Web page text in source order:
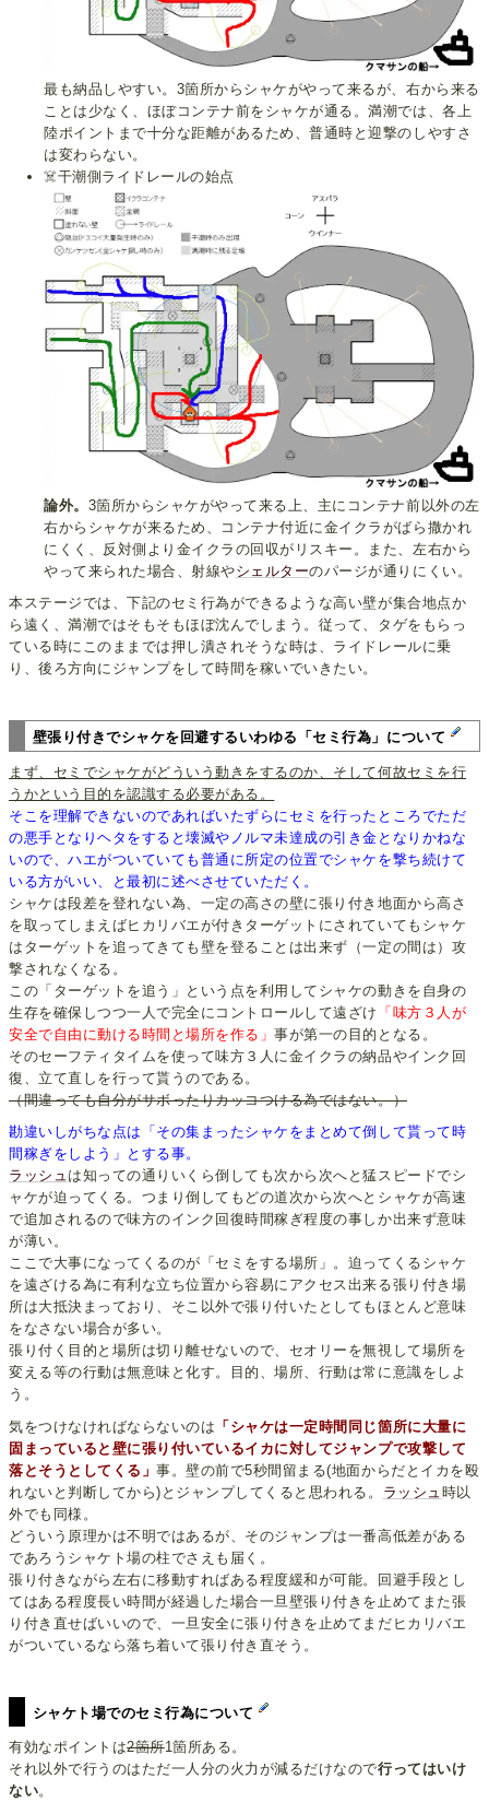
最も納品しやすい。3箇所からシャケがやって来るが、右から来る
ことは少なく、ほぼコンテナ前をシャケが通る。満潮では、各上
陸ポイントまで十分な距離があるため、普通時と迎撃のしやすさ
は変わらない。
☠️干潮側ライドレールの始点
論外。 3箇所からシャケがやって来る上、主にコンテナ前以外の左
右からシャケが来るため、コンテナ付近に金イクラがばら撒かれ
にくく、反対側より金イクラの回収がリスキー。また、左右から
やって来られた場合、射線やシェルターのパージが通りにくい。
本ステージでは、下記のセミ行為ができるような高い壁が集合地点か
ら遠く、満潮ではそもそもほぼ沈んでしまう。従って、タゲをもらっ
ている時にこのままでは押し潰されそうな時は、ライドレールに乗
り、後ろ方向にジャンプをして時間を稼いでいきたい。
壁張り付きでシャケを回避するいわゆる「セミ行為」について
まず、セミでシャケがどういう動きをするのか、そして何故セミを行
うかという目的を認識する必要がある。
そこを理解できないのであればいたずらにセミを行ったところでただ
の悪手となりヘタをすると壊滅やノルマ未達成の引き金となりかねな
いので、ハエがついていても普通に所定の位置でシャケを撃ち続けて
いる方がいい、と最初に述べさせていただく。
シャケは段差を登れない為、一定の高さの壁に張り付き地面から高さ
を取ってしまえばヒカリバエが付きターゲットにされていてもシャケ
はターゲットを追ってきても壁を登ることは出来ず（一定の間は）攻
撃されなくなる。
この「ターゲットを追う」という点を利用してシャケの動きを自身の
生存を確保しつつ一人で完全にコントロールして遠ざけ 「味方３人が
安全で自由に動ける時間と場所を作る」事が第一の目的となる。
そのセーフティタイムを使って味方３人に金イクラの納品やインク回
復、立て直しを行って貰うのである。
（間違っても自分がサボったりカッコつける為ではない。）
勘違いしがちな点は「その集まったシャケをまとめて倒して貰って時
間稼ぎをしよう」とする事。
ラッシュ は知っての通りいくら倒しても次から次へと猛スピードでシ
ャケが迫ってくる。つまり倒してもどの道次から次へとシャケが高速
で追加されるので味方のインク回復時間稼ぎ程度の事しか出来ず意味
が薄い。
ここで大事になってくるのが「セミをする場所」。迫ってくるシャケ
を遠ざける為に有利な立ち位置から容易にアクセス出来る張り付き場
所は大抵決まっており、そこ以外で張り付いたとしてもほとんど意味
をなさない場合が多い。
張り付く目的と場所は切り離せないので、セオリーを無視して場所を
変える等の行動は無意味と化す。目的、場所、行動は常に意識をしよ
う。
気をつけなければならないのは 「シャケは一定時間同じ箇所に大量に
固まっていると壁に張り付いているイカに対してジャンプで攻撃して
落とそうとしてくる」事。壁の前で5秒間留まる(地面からだとイカを殴
れないと判断してから)とジャンプしてくると思われる。 ラッシュ 時以
外でも同様。
どういう原理かは不明ではあるが、そのジャンプは一番高低差がある
であろうシャケト場の柱でさえも届く。
張り付きながら左右に移動すればある程度緩和が可能。回避手段とし
てはある程度長い時間が経過した場合一旦壁張り付きを止めてまた張
り付き直せばいいので、一旦安全に張り付きを止めてまだヒカリバエ
がついているなら落ち着いて張り付き直そう。
シャケト場でのセミ行為について
有効なポイントは2箇所1箇所ある。
それ以外で行うのはただ一人分の火力が減るだけなので行ってはいけ
ない。